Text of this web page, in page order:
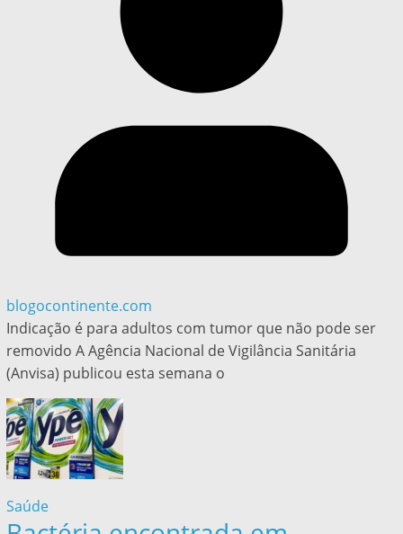
blogocontinente.com
Indicação é para adultos com tumor que não pode ser
removido A Agência Nacional de Vigilância Sanitária
(Anvisa) publicou esta semana o
Saúde